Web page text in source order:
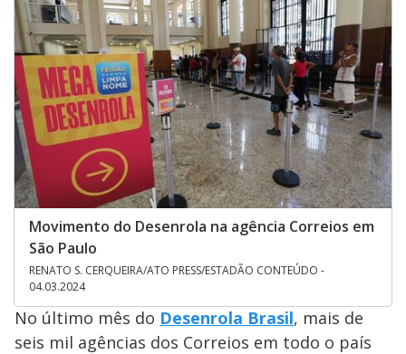
Movimento do Desenrola na agência Correios em
São Paulo
RENATO S. CERQUEIRA/ATO PRESS/ESTADÃO CONTEÚDO -
04.03.2024
No último mês do Desenrola Brasil, mais de
seis mil agências dos Correios em todo o país